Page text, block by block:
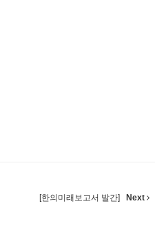
[한의미래보고서 발간] Next